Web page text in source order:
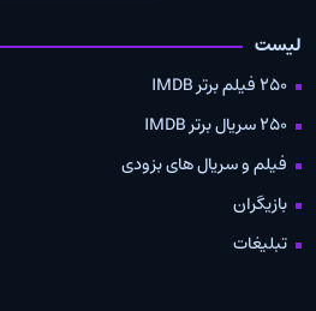
لیست
250 فیلم برتر IMDB
250 سریال برتر IMDB
فیلم و سریال های بزودی
بازیگران
تبلیغات